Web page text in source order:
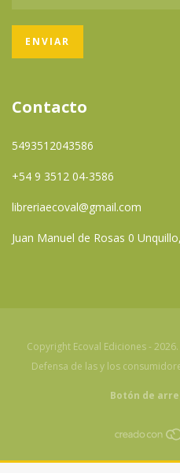
Contacto
5493512043586
+54 9 3512 04-3586
libreriaecoval@gmail.com
Juan Manuel de Rosas 0
Copyright Ecoval Ediciones -
Defensa de las y los
Botón de